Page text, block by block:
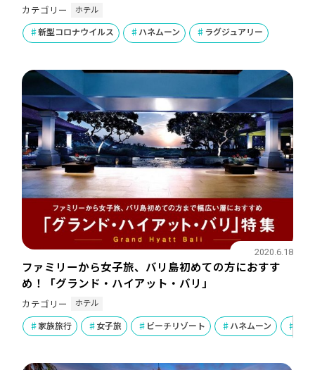
カテゴリー ホテル
新型コロナウイルス ハネムーン ラグジュアリー
ファミリーから女子旅、バリ島初めての方におすす
め！「グランド・ハイアット・バリ」
2020.6.18
カテゴリー ホテル
家族旅行 女子旅 ビーチリゾート ハネムーン